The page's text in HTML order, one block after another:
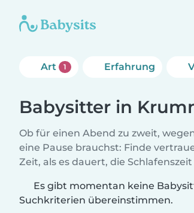
Art 1 Erfahrung
Babysitter in
Ob für einen Abend zu zweit,
eine Pause brauchst: Finde
Zeit, als es dauert, die
Es gibt momentan keine
Suchkriterien übereinstimmen.